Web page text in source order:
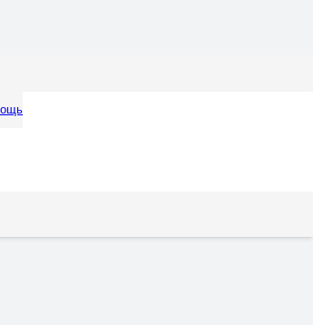
желудка и двенадцатиперстной